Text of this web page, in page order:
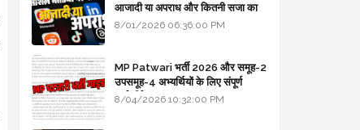
आजादी या अपराध और कितनी सजा का
प्रावधान - free legal advice
8/01/2026 06:36:00 PM
MP Patwari भर्ती 2026 और समूह-2
उपसमूह-4 अभ्यर्थियों के लिए संपूर्ण
मार्गदर्शिका
8/04/2026 10:32:00 PM